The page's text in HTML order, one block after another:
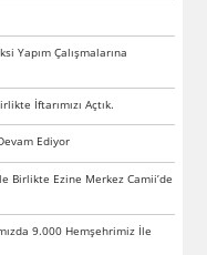
Yapım Çalışmalarına
İftarımızı Açtık.
Ediyor
Birlikte Ezine Merkez Camii’de
9.000 Hemşehrimiz İle